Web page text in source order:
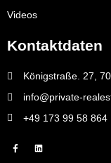
Videos
Kontaktdaten
Königstraße. 27,
info@private-
+49 173 99 58 864